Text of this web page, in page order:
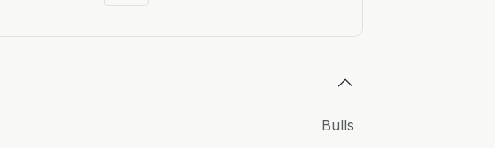
Bulls